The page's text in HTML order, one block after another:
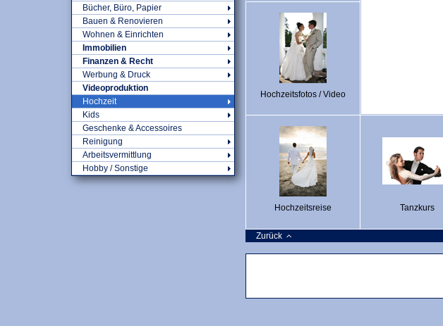
Bücher, Büro, Papier
Bauen & Renovieren
Wohnen & Einrichten
Immobilien
Finanzen & Recht
Werbung & Druck
Videoproduktion
Hochzeit
Kids
Geschenke & Accessoires
Reinigung
Arbeitsvermittlung
Hobby / Sonstige
Hochzeitsfotos / Video
Hochzeitsreise Tanzkurs
Zurück